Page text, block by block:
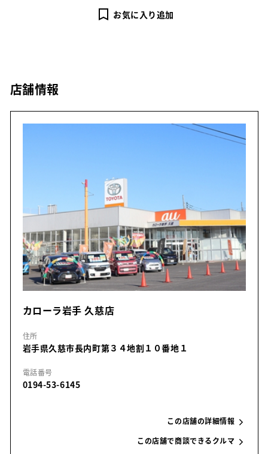
お気に入り追加
店舗情報
カローラ岩手 久慈店
住所
岩手県久慈市長内町第３４地割１０番地１
電話番号
0194-53-6145
この店舗の詳細情報
この店舗で商談できるクルマ